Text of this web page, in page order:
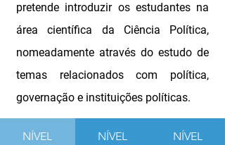
pretende introduzir os estudantes na
área científica da Ciência Política,
nomeadamente através do estudo de
temas relacionados com política,
governação e instituições políticas.
NÍVEL NÍVEL NÍVEL